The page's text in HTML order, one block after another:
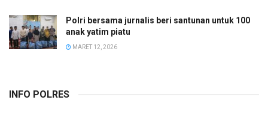
Polri bersama jurnalis beri santunan untuk 100
anak yatim piatu
MARET 12, 2026
INFO POLRES